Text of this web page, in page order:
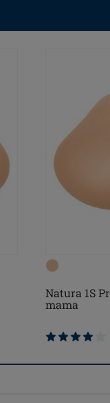
Natura 1S
mama